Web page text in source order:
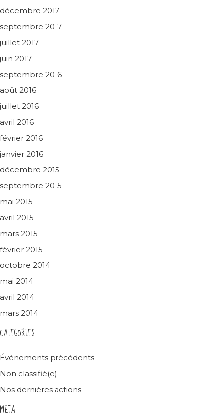
décembre 2017
septembre 2017
juillet 2017
juin 2017
septembre 2016
août 2016
juillet 2016
avril 2016
février 2016
janvier 2016
décembre 2015
septembre 2015
mai 2015
avril 2015
mars 2015
février 2015
octobre 2014
mai 2014
avril 2014
mars 2014
CATEGORIES
Événements précédents
Non classifié(e)
Nos dernières actions
META